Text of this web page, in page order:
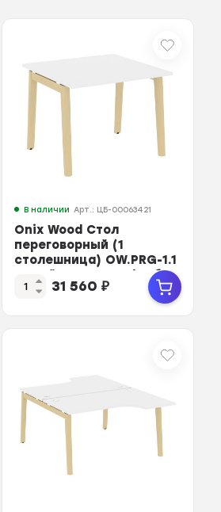
В наличии Арт.: ЦБ-00063421
Onix Wood Стол
переговорный (1
столешница) OW.PRG-1.1
Белый Бриллиант/Дуб
Све...
31 560₽